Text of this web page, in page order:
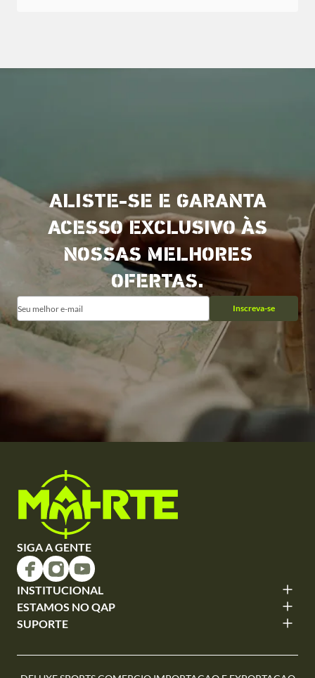
ALISTE-SE E GARANTA
ACESSO EXCLUSIVO ÀS
NOSSAS MELHORES
OFERTAS.
Inscreva-se
SIGA A GENTE
INSTITUCIONAL
ESTAMOS NO QAP
SUPORTE